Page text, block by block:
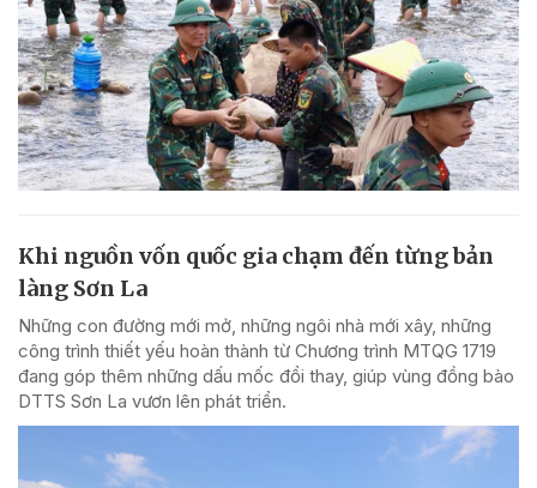
Khi nguồn vốn quốc gia chạm đến từng bản
làng Sơn La
Những con đường mới mở, những ngôi nhà mới xây, những
công trình thiết yếu hoàn thành từ Chương trình MTQG 1719
đang góp thêm những dấu mốc đổi thay, giúp vùng đồng bào
DTTS Sơn La vươn lên phát triển.